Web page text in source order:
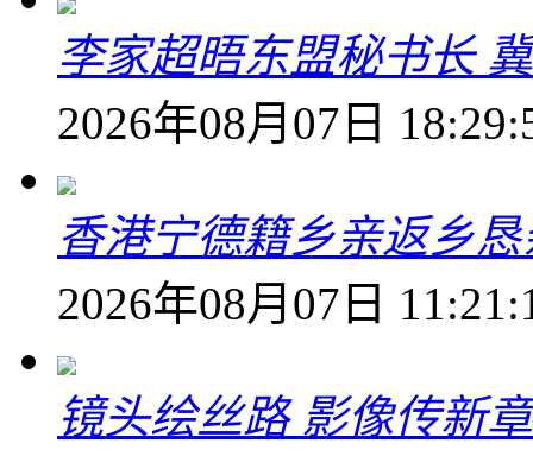
李家超晤东盟秘书长
2026年08月07日
香港宁德籍乡亲返乡
2026年08月07日
镜头绘丝路 影像传新